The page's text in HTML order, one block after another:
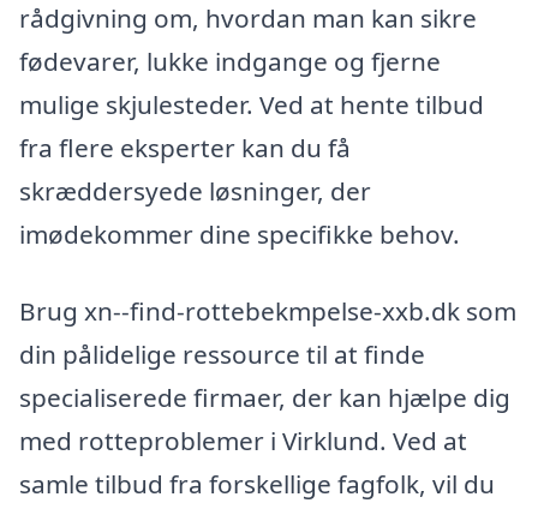
rådgivning om, hvordan man kan sikre
fødevarer, lukke indgange og fjerne
mulige skjulesteder. Ved at hente tilbud
fra flere eksperter kan du få
skræddersyede løsninger, der
imødekommer dine specifikke behov.
Brug xn--find-rottebekmpelse-xxb.dk som
din pålidelige ressource til at finde
specialiserede firmaer, der kan hjælpe dig
med rotteproblemer i Virklund. Ved at
samle tilbud fra forskellige fagfolk, vil du